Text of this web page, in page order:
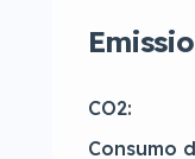
CO2:
Consumo